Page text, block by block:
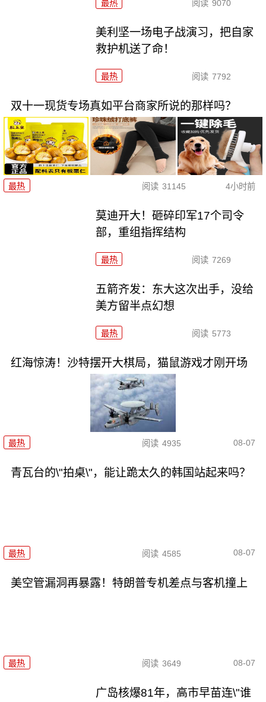
最热 阅读 9070
美利坚一场电子战演习，把自家
救护机送了命！
最热 阅读 7792
双十一现货专场真如平台商家所说的那样吗？
最热 阅读 31145 4小时前
莫迪开大！砸碎印军17个司令
部，重组指挥结构
最热 阅读 7269
五箭齐发：东大这次出手，没给
美方留半点幻想
最热 阅读 5773
红海惊涛！沙特摆开大棋局，猫鼠游戏才刚开场
最热 阅读 4935 08-07
青瓦台的\"拍桌\"，能让跪太久的韩国站起来吗？
最热 阅读 4585 08-07
美空管漏洞再暴露！特朗普专机差点与客机撞上
最热 阅读 3649 08-07
广岛核爆81年，高市早苗连\"谁